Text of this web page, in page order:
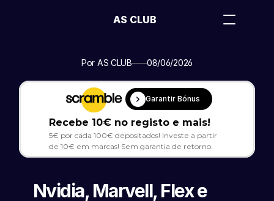
Por AS CLUB 08/06/2026
Garantir Bónus
Recebe 10€ no registo e mais!
5€ por cada 100€ depositados! Investe a partir
de 10€ em marcas! Sem garantia de retorno.
Nvidia, Marvell, Flex e
AS CLUB